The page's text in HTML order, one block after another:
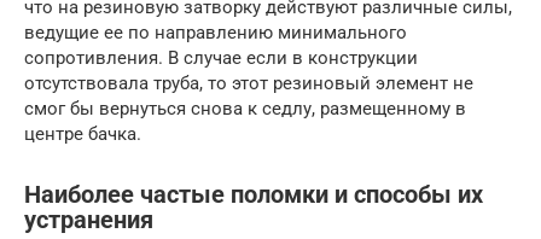
что на резиновую затворку действуют различные силы,
ведущие ее по направлению минимального
сопротивления. В случае если в конструкции
отсутствовала труба, то этот резиновый элемент не
смог бы вернуться снова к седлу, размещенному в
центре бачка.
Наиболее частые поломки и способы их
устранения